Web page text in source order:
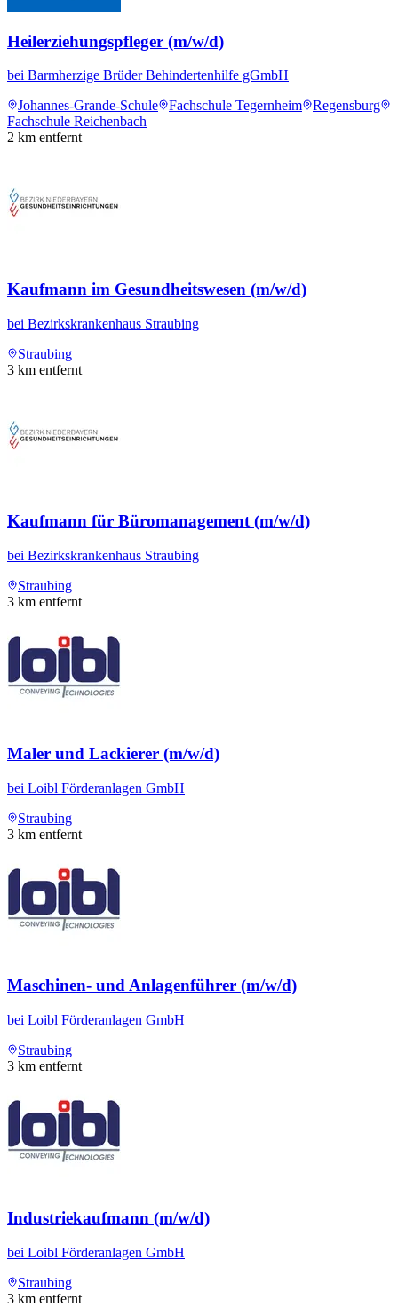
Heilerziehungspfleger (m/w/d)
bei Barmherzige Brüder Behindertenhilfe gGmbH
Johannes-Grande-Schule
Fachschule Tegernheim
Regensburg
Fachschule Reichenbach
2 km entfernt
Kaufmann im Gesundheitswesen (m/w/d)
bei Bezirkskrankenhaus Straubing
Straubing
3 km entfernt
Kaufmann für Büromanagement (m/w/d)
bei Bezirkskrankenhaus Straubing
Straubing
3 km entfernt
Maler und Lackierer (m/w/d)
bei Loibl Förderanlagen GmbH
Straubing
3 km entfernt
Maschinen- und Anlagenführer (m/w/d)
bei Loibl Förderanlagen GmbH
Straubing
3 km entfernt
Industriekaufmann (m/w/d)
bei Loibl Förderanlagen GmbH
Straubing
3 km entfernt